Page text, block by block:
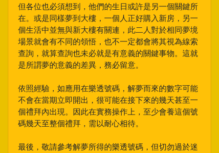
但各位也必須想到，他們的生日或許是另一個關鍵所
在。或是同樣夢到大樓，一個人正好購入新房，另一
個生活中並無與新大樓有關連，此二人對於相同夢境
場景就會有不同的領悟，也不一定都會將其視為線索
查詢，就算查詢也未必就是有意義的關鍵事物。這就
是所謂夢的意義的差異，務必留意。
依照經驗，如應用在樂透號碼，解夢而來的數字可能
不會在當期立即開出，很可能在接下來的幾天甚至一
個禮拜內出現。因此在實務操作上，至少會養這個號
碼幾天至整個禮拜，需以耐心相待。
最後，敬請參考解夢所得的樂透號碼，但切勿過於迷